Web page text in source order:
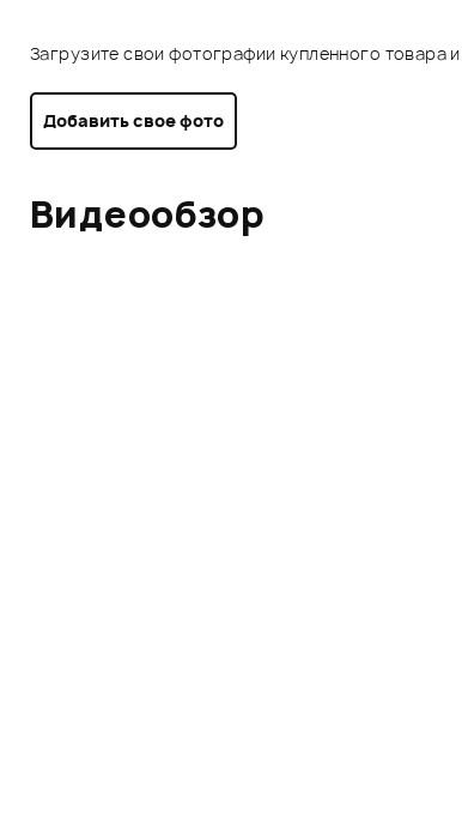
Загрузите свои фотографии купленного товара
Добавить свое фото
Видеообзор